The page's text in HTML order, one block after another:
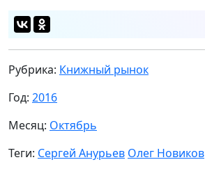
Рубрика: Книжный рынок
Год: 2016
Месяц: Октябрь
Теги: Сергей Анурьев Олег Новиков